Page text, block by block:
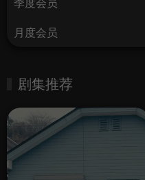
季度会员
月度会员
剧集推荐